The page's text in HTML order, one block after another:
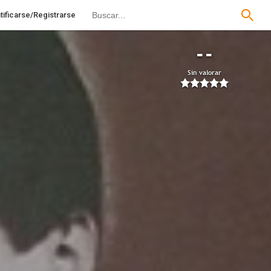
Registrarse
--
Sin valorar